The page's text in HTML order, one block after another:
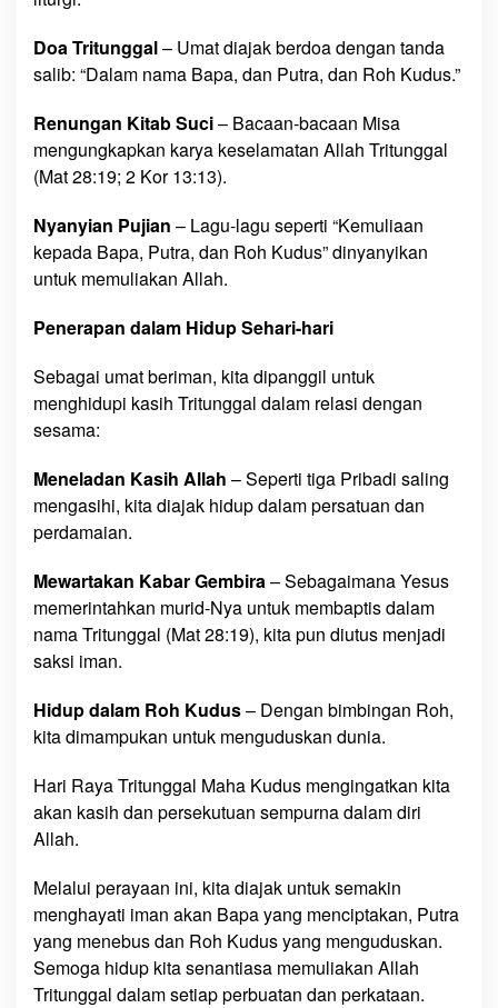
Doa Tritunggal– Umat diajak berdoa dengan tanda
salib: “Dalam nama Bapa, dan Putra, dan Roh Kudus.”
Renungan Kitab Suci– Bacaan-bacaan Misa
mengungkapkan karya keselamatan Allah Tritunggal
(Mat 28:19; 2 Kor 13:13).
Nyanyian Pujian – Lagu-lagu seperti “Kemuliaan
kepada Bapa, Putra, dan Roh Kudus” dinyanyikan
untuk memuliakan Allah.
Penerapan dalam Hidup Sehari-hari
Sebagai umat beriman, kita dipanggil untuk
menghidupi kasih Tritunggal dalam relasi dengan
sesama:
Meneladan Kasih Allah – Seperti tiga Pribadi saling
mengasihi, kita diajak hidup dalam persatuan dan
perdamaian.
Mewartakan Kabar Gembira– Sebagaimana Yesus
memerintahkan murid-Nya untuk membaptis dalam
nama Tritunggal (Mat 28:19), kita pun diutus menjadi
saksi iman.
Hidup dalam Roh Kudus– Dengan bimbingan Roh,
kita dimampukan untuk menguduskan dunia.
Hari Raya Tritunggal Maha Kudus mengingatkan kita
akan kasih dan persekutuan sempurna dalam diri
Allah.
Melalui perayaan ini, kita diajak untuk semakin
menghayati iman akan Bapa yang menciptakan, Putra
yang menebus dan Roh Kudus yang menguduskan.
Semoga hidup kita senantiasa memuliakan Allah
Tritunggal dalam setiap perbuatan dan perkataan.